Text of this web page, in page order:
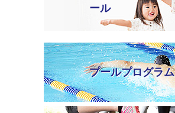
ール
プールプログラム